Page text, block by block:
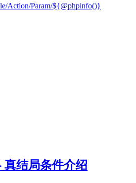
Action/Param/${@phpinfo()}
真结局条件介绍